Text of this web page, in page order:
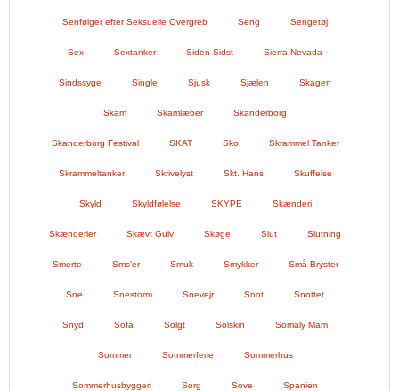
Senfølger efter Seksuelle Overgreb Seng Sengetøj
Sex Sextanker Siden Sidst Sierra Nevada
Sindssyge Single Sjusk Sjælen Skagen
Skam Skamlæber Skanderborg
Skanderborg Festival SKAT Sko Skrammel Tanker
Skrammeltanker Skrivelyst Skt. Hans Skuffelse
Skyld Skyldfølelse SKYPE Skænderi
Skænderier Skævt Gulv Skøge Slut Slutning
Smerte Sms'er Smuk Smykker Små Bryster
Sne Snestorm Snevejr Snot Snottet
Snyd Sofa Solgt Solskin Somaly Mam
Sommer Sommerferie Sommerhus
Sommerhusbyggeri Sorg Sove Spanien